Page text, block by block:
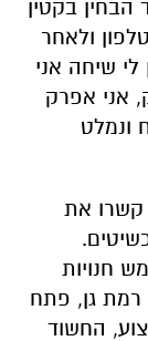
ונמלט
קשרו את
חנויות
החשוד
החשוד
שקלים